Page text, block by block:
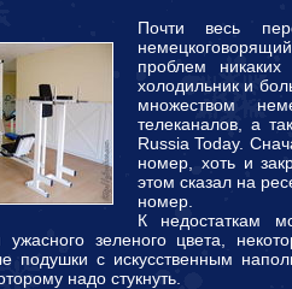
Почти весь
проблем
холодильник и
множеством
телеканалов, а
Russia Today.
номер, хоть и
этом сказал на
номер.
К недостаткам
ужасного зеленого цвета,
подушки с искусственным
надо стукнуть.